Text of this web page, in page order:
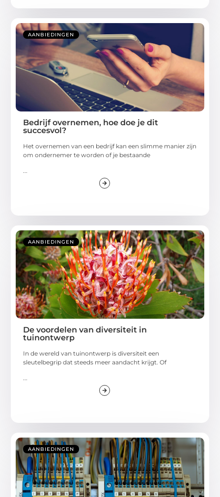
AANBIEDINGEN
Bedrijf overnemen, hoe doe je dit
succesvol?
Het overnemen van een bedrijf kan een slimme manier zijn
om ondernemer te worden of je bestaande
...
AANBIEDINGEN
De voordelen van diversiteit in
tuinontwerp
In de wereld van tuinontwerp is diversiteit een
sleutelbegrip dat steeds meer aandacht krijgt. Of
...
AANBIEDINGEN